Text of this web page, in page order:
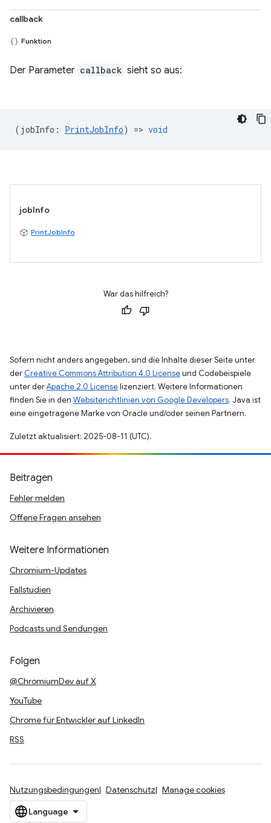
callback
Funktion
Der Parameter callback sieht so aus:
( jobInfo : PrintJobInfo) => void
jobInfo
PrintJobInfo
War das hilfreich?
Sofern nicht anders angegeben, sind die Inhalte dieser Seite unter
der Creative Commons Attribution 4.0 Licenseund Codebeispiele
unter derApache 2.0 Licenselizenziert. Weitere Informationen
finden Sie in den Websiterichtlinien von Google Developers. Java ist
eine eingetragene Marke von Oracle und/oder seinen Partnern.
Zuletzt aktualisiert: 2025-08-11 (UTC).
Beitragen
Fehler melden
Offene Fragen ansehen
Weitere Informationen
Chromium-Updates
Fallstudien
Archivieren
Podcasts und Sendungen
Folgen
@ChromiumDev auf X
YouTube
Chrome für Entwickler auf LinkedIn
RSS
Nutzungsbedingungen Datenschutz Manage cookies